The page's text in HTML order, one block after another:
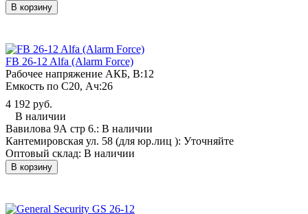
В корзину
FB 26-12 Alfa (Alarm Force)
Рабочее напряжение АКБ, B:12
Емкость по С20, Ач:26
4 192 руб.
В наличии
Вавилова 9А стр 6.: В наличии
Кантемировская ул. 58 (для юр.лиц ): Уточняйте
Оптовый склад: В наличии
В корзину